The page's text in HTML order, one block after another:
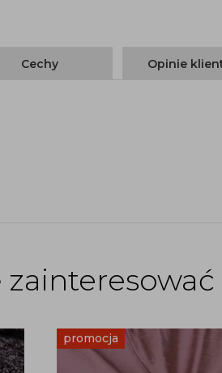
Cechy Opinie
zainteresować
promocja